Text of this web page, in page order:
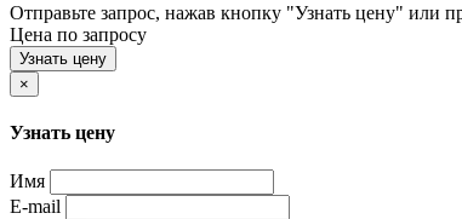
Отправьте запрос, нажав кнопку "Узнать цену" или
Цена по запросу
Узнать цену
×
Узнать цену
Имя
E-mail